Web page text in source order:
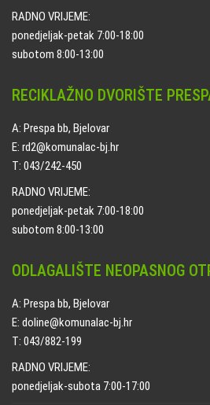
RADNO VRIJEME:
ponedjeljak-petak 7:00-18:00
subotom 8:00-13:00
RECIKLAŽNO DVORIŠTE
A: Prespa bb, Bjelovar
E: rd2@komunalac-bj.hr
T: 043/242-450
RADNO VRIJEME:
ponedjeljak-petak 7:00-18:00
subotom 8:00-13:00
ODLAGALIŠTE NEOPASNOG
A: Prespa bb, Bjelovar
E: doline@komunalac-bj.hr
T: 043/882-199
RADNO VRIJEME:
ponedjeljak-subota 7:00-17:00